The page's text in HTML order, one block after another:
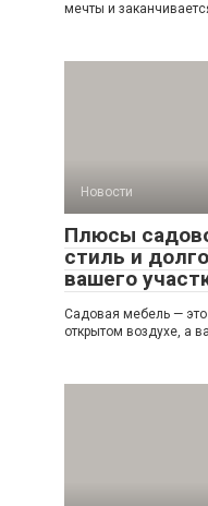
мечты и
Новости
Плюсы
стиль и
вашего
Садовая мебель — это
открытом воздухе, а